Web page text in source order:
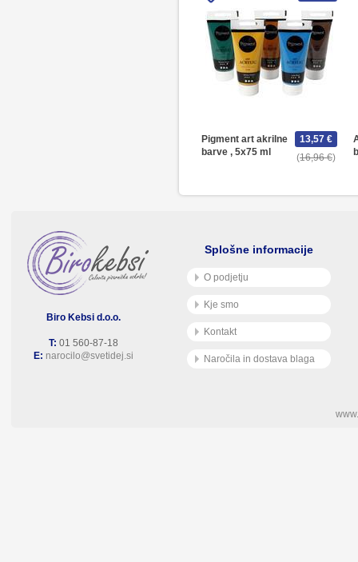
Pigment art akrilne
barve , 5x75 ml
16,96 €
13,57 €
Biro Kebsi d.o.o.
T: 01 560-87-18
E: narocilo@svetidej.si
Splošne informacije
O podjetju
Kje smo
Kontakt
Naročila in dostava blaga